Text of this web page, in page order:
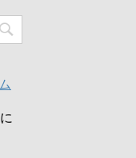
に